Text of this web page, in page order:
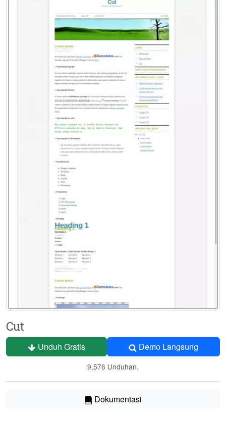
Cut
Unduh Gratis Demo Langsung
9,576 Unduhan.
Dokumentasi